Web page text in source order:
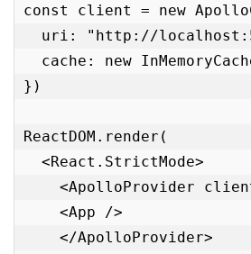
const client = new
})
ReactDOM.render(